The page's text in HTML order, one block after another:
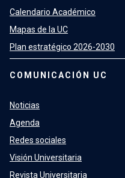
Calendario Académico
Mapas de la UC
Plan estratégico 2026-2030
COMUNICACIÓN UC
Noticias
Agenda
Redes sociales
Visión Universitaria
Revista Universitaria